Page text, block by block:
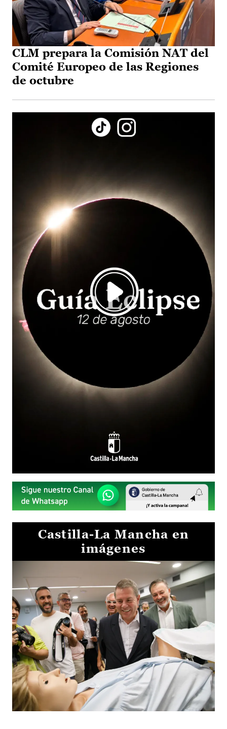
CLM prepara la Comisión NAT del
Comité Europeo de las Regiones
de octubre
Castilla-La Mancha en
imágenes